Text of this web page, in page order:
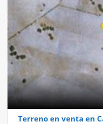
Terreno en venta en